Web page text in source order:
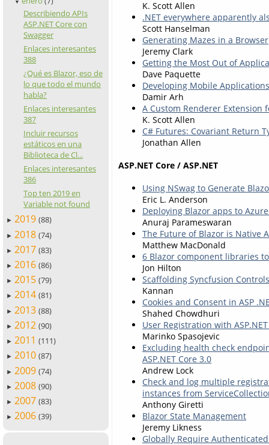
▼
Describiendo APIs
ASP.NET Core con
Swagger
Enlaces interesantes
388
¿Qué es Blazor, eso de
lo que todo el mundo
habla?
Enlaces interesantes
387
Incluir recursos
estáticos en una
Biblioteca de Cl...
Enlaces interesantes
386
Top ten 2019 en
Variable not found
► 2019 (88)
► 2018 (74)
► 2017 (83)
► 2016 (86)
► 2015 (79)
► 2014 (81)
► 2013 (88)
► 2012 (90)
► 2011 (111)
► 2010 (87)
► 2009 (74)
► 2008 (90)
► 2007 (83)
► 2006 (39)
K. Scott Allen
.NET everywhere apparently
Scott Hanselman
Generating Mazes in a Browser
Jeremy Clark
Getting the Most Out of
Dave Paquette
Developing Mobile
Damir Arh
A Custom Renderer Extension
K. Scott Allen
C# Futures: Covariant Return
Jonathan Allen
ASP.NET Core / ASP.NET
Using NSwag to Generate
Eric L. Anderson
Deploying Blazor apps to
Anuraj Parameswaran
The Future of Blazor is Native
Matthew MacDonald
6 Blazor component libraries
Jon Hilton
Scaffolding Syncfusion
Kannan
Cookies and Consent in ASP
Shahed Chowdhuri
User Registration with
Marinko Spasojevic
Excluding health check
ASP.NET Core 3.0
Andrew Lock
Check and log multiple
instances from
Anthony Giretti
Blazor State Management
Jeremy Likness
Globally Require